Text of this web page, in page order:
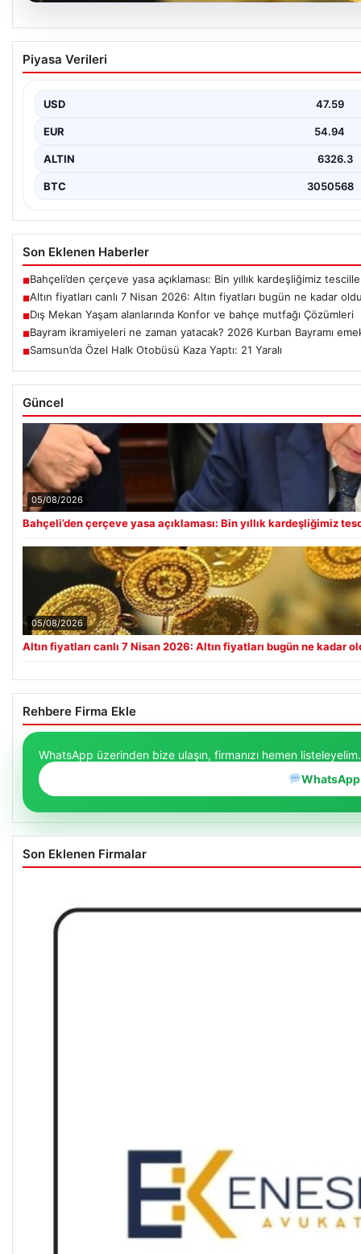
Altın fiyatları canlı 7 Nisan 2026: Altın
{ “title”: “7 Nisan 2026 Güncel Altın Fiyatları ve Piyasa Analizi”,
Piyasa Verileri
USD 47.59
EUR 54.94
ALTIN 6326.3
BTC 3050568
Son Eklenen Haberler
■Bahçeli’den çerçeve yasa açıklaması: Bin yıllık kardeşliğimiz
■Altın fiyatları canlı 7 Nisan 2026: Altın fiyatları bugün ne kadar
■Dış Mekan Yaşam alanlarında Konfor ve bahçe mutfağı Çözümleri
■Bayram ikramiyeleri ne zaman yatacak? 2026 Kurban Bayramı
■Samsun’da Özel Halk Otobüsü Kaza Yaptı: 21 Yaralı
Güncel
05/08/2026
Bahçeli’den çerçeve yasa açıklaması: Bin yıllık kardeşliğimiz
05/08/2026
Altın fiyatları canlı 7 Nisan 2026: Altın fiyatları bugün ne kadar
Rehbere Firma Ekle
WhatsApp üzerinden bize ulaşın, firmanızı hemen listeleyelim.
Son Eklenen Firmalar